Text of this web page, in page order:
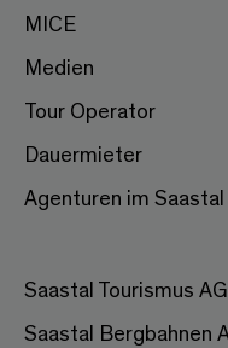
MICE
Medien
Tour Operator
Dauermieter
Agenturen im Saastal
Saastal Tourismus AG
Saastal Bergbahnen